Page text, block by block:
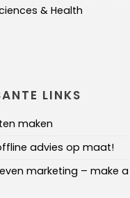
& Health
LINKS
maken
advies op maat!
marketing – make